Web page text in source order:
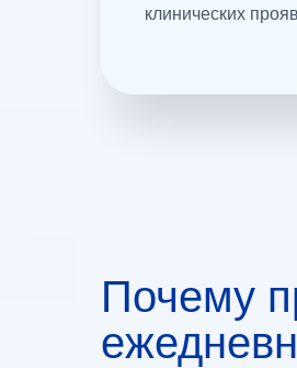
клинических
Почему